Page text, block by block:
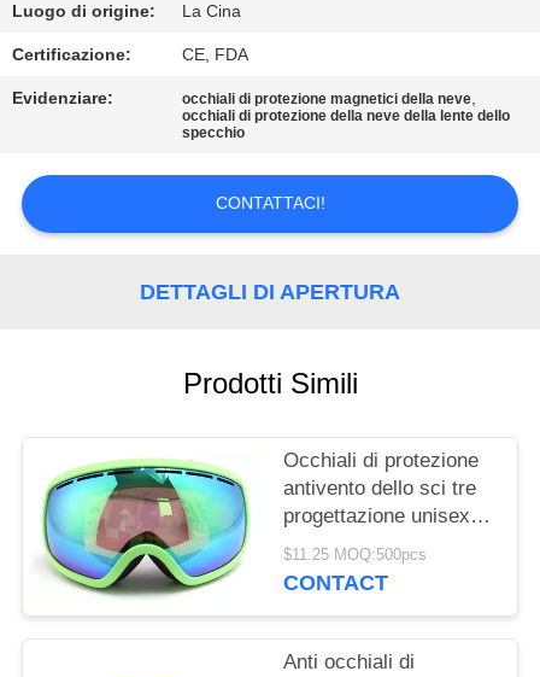
RICHIEDA
UNA
CITAZIONE
MAPPA
DEL
Luogo di origine: La Cina
Certificazione: CE, FDA
Evidenziare: occhiali di protezione magnetici della neve,
occhiali di protezione della neve della lente dello
specchio
CONTATTACI!
DETTAGLI DI APERTURA
Prodotti Simili
Occhiali di protezione
antivento dello sci tre
progettazione unisex
alla moda di spessore
15mm della schiuma di
$11.25 MOQ:500pcs
CONTACT
Anti occhiali di